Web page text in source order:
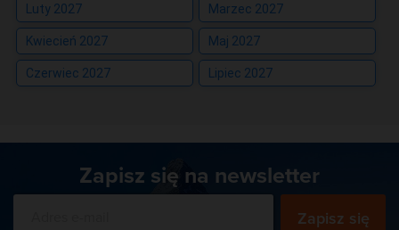
Luty 2027 Marzec 2027
Kwiecień 2027 Maj 2027
Czerwiec 2027 Lipiec 2027
Zapisz się na newsletter
Zapisz się